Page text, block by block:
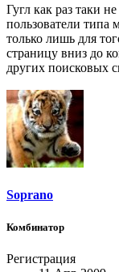
Гугл как раз таки
пользователи типа
только лишь для
страницу вниз до
других поисковых
Soprano
Комбинатор
Регистрация